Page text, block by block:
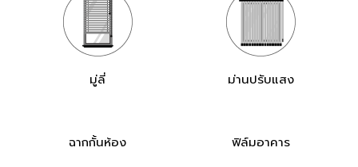
มู่ลี่ ม่านปรับแสง
ฉากกั้นห้อง ฟิล์มอาคาร